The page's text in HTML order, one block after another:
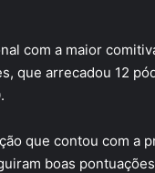
com a maior
que arrecadou 12
que contou com a
boas